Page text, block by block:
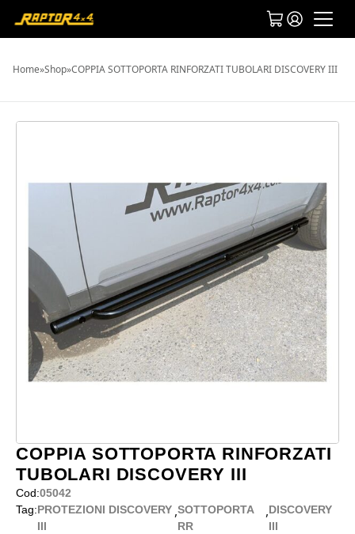
Home»Shop»COPPIA SOTTOPORTA RINFORZATI TUBOLARI DISCOVERY III
COPPIA SOTTOPORTA RINFORZATI
TUBOLARI DISCOVERY III
Cod:05042
Tag:PROTEZIONI DISCOVERY
III
,SOTTOPORTA
RR
,DISCOVERY
III